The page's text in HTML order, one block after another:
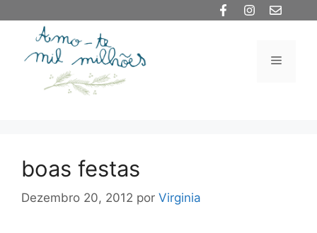
conteúdo
Menu
boas festas
Dezembro 20, 2012 por Virginia